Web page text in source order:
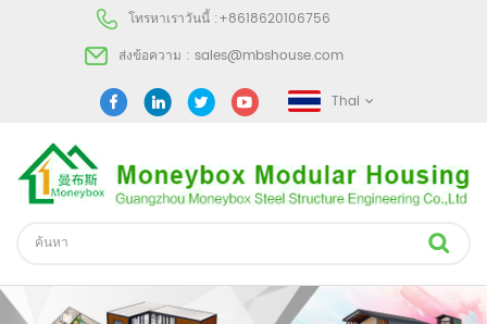
โทรหาเราวันนี้ :+8618620106756
ส่งข้อความ : sales@mbshouse.com
Thai